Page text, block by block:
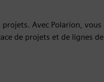
Avec Polarion, vous
de projets et de lignes de